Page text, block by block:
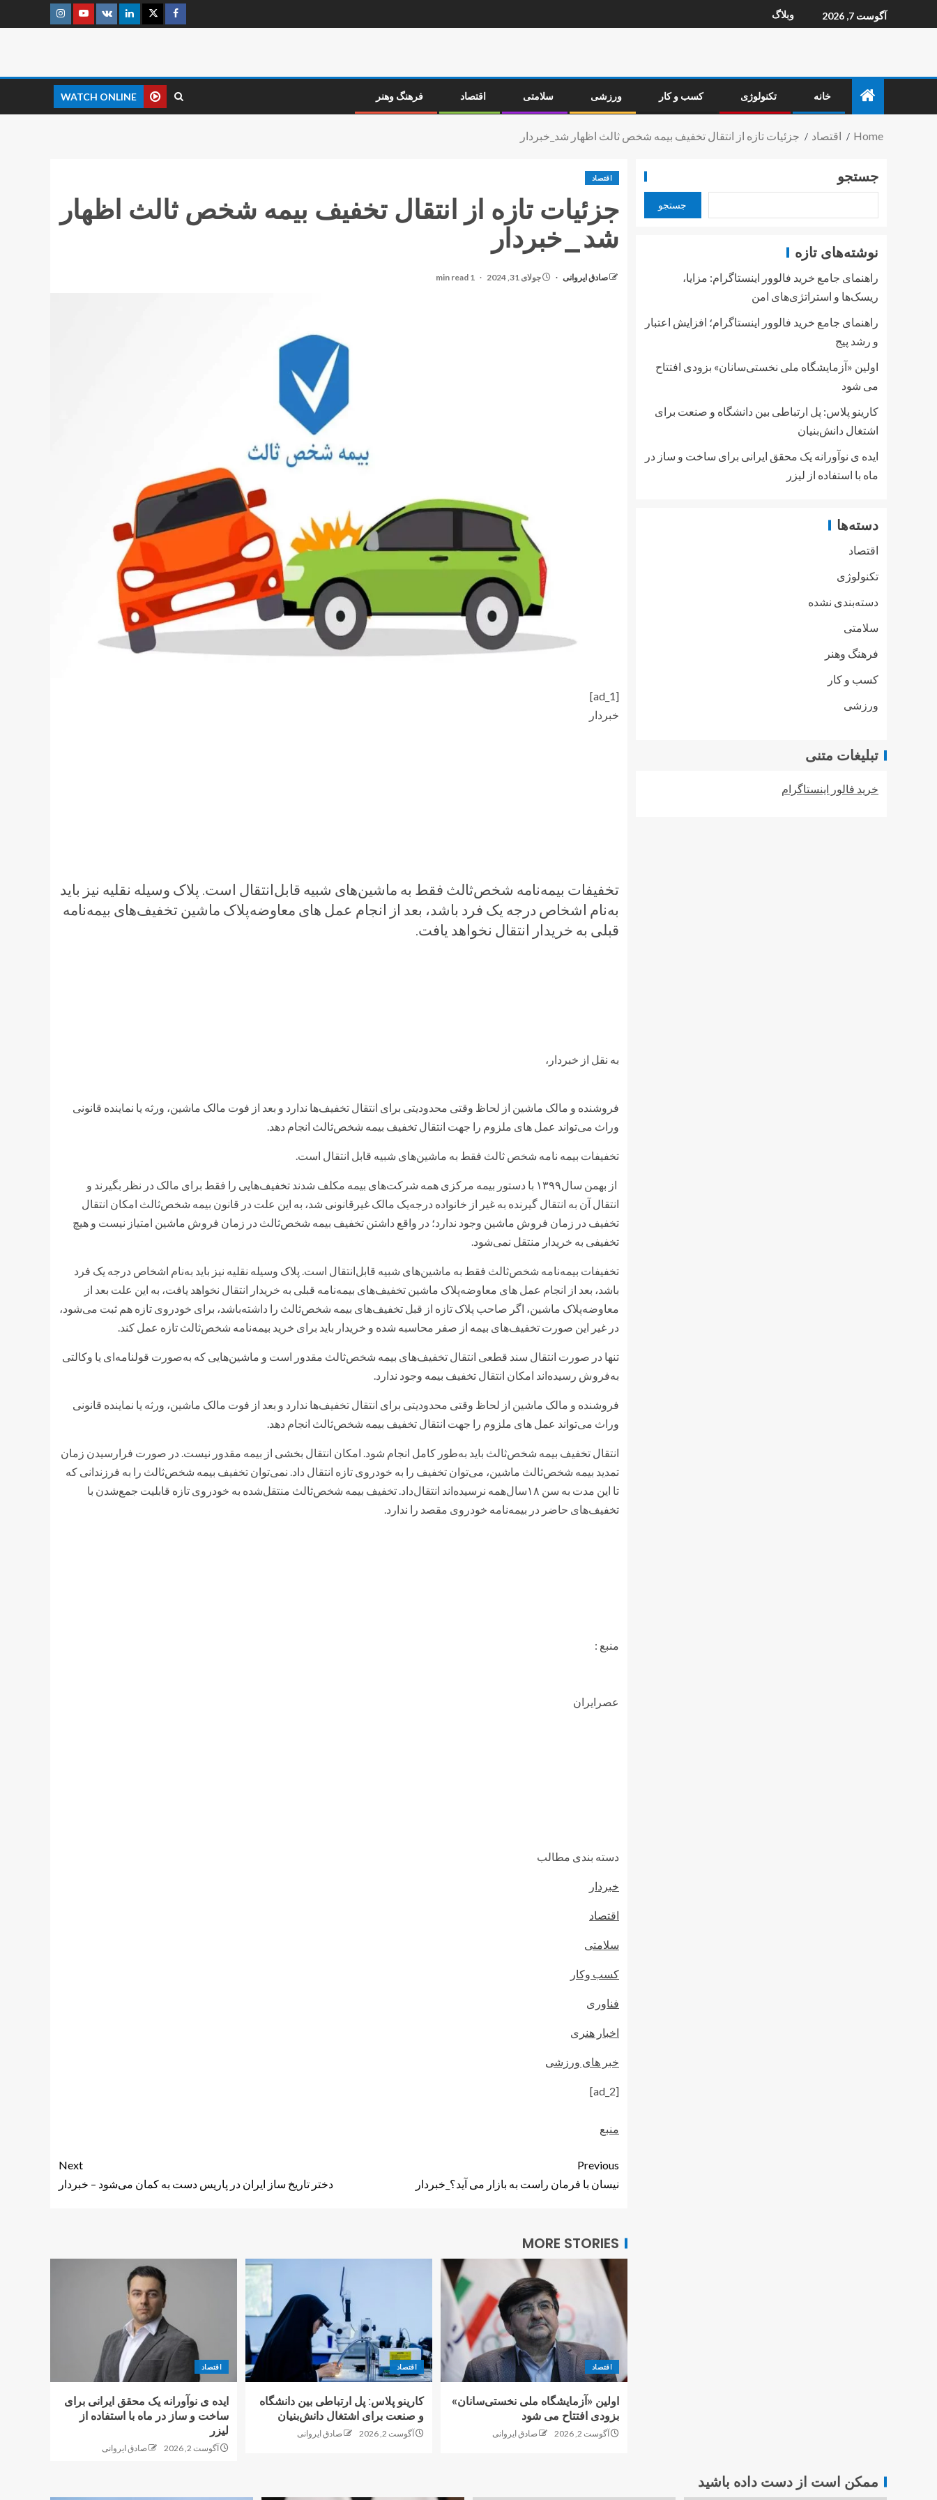
آگوست 7, 2026 وبلاگ
خانه تکنولوژی کسب و کار ورزشی سلامتی اقتصاد فرهنگ وهنر WATCH ONLINE
Home اقتصاد جزئیات تازه از انتقال تخفیف‌ بیمه شخص‌ ثالث اظهار شد_خبردار
اقتصاد
جزئیات تازه از انتقال تخفیف‌ بیمه شخص‌ ثالث اظهار
شد_خبردار
صادق ایروانی جولای 31, 2024 1 min read
[ad_1]
خبردار
تخفیفات بیمه‌نامه شخص‌ثالث فقط به ماشین‌های شبیه قابل‌انتقال است. پلاک وسیله نقلیه نیز باید
به‌نام اشخاص درجه یک فرد باشد، بعد از انجام عمل های معاوضه‌پلاک ماشین تخفیف‌های بیمه‌نامه
قبلی به خریدار انتقال نخواهد یافت.
به نقل از خبردار،
فروشنده و مالک ماشین از لحاظ وقتی محدودیتی برای انتقال تخفیف‌ها ندارد و بعد از فوت مالک ماشین، ورثه یا نماینده قانونی
وراث می‌تواند عمل های ملزوم را جهت انتقال تخفیف بیمه شخص‌ثالث انجام دهد.
تخفیفات بیمه نامه شخص ثالث فقط به ماشین‌های شبیه قابل انتقال است.
از بهمن سال‌۱۳۹۹ با دستور بیمه مرکزی همه شرکت‌های بیمه مکلف شدند تخفیف‌هایی را فقط برای مالک در نظر بگیرند و
انتقال آن به انتقال گیرنده به غیر از خانواده درجه‌یک مالک غیرقانونی شد، به این علت در قانون بیمه شخص‌ثالث امکان انتقال
تخفیف در زمان فروش ماشین وجود ندارد؛ در واقع داشتن تخفیف بیمه شخص‌ثالث در زمان فروش ماشین امتیاز نیست و هیچ
تخفیفی به خریدار منتقل نمی‌شود.
تخفیفات بیمه‌نامه شخص‌ثالث فقط به ماشین‌های شبیه قابل‌انتقال است. پلاک وسیله نقلیه نیز باید به‌نام اشخاص درجه یک فرد
باشد، بعد از انجام عمل های معاوضه‌پلاک ماشین تخفیف‌های بیمه‌نامه قبلی به خریدار انتقال نخواهد یافت، به این علت بعد از
معاوضه‌پلاک ماشین، اگر صاحب پلاک تازه از قبل تخفیف‌های بیمه شخص‌ثالث را داشته‌باشد، برای خودروی تازه هم ثبت می‌شود،
در غیر‌ این صورت تخفیف‌های بیمه از صفر محاسبه شده و خریدار باید برای خرید بیمه‌نامه شخص‌ثالث تازه عمل کند.
تنها در صورت انتقال سند قطعی انتقال تخفیف‌های بیمه شخص‌ثالث مقدور است و ماشین‌هایی که به‌صورت قولنامه‌ای یا وکالتی
به‌فروش رسیده‌اند امکان انتقال تخفیف بیمه وجود ندارد.
فروشنده و مالک ماشین از لحاظ وقتی محدودیتی برای انتقال تخفیف‌ها ندارد و بعد از فوت مالک ماشین، ورثه یا نماینده قانونی
وراث می‌تواند عمل های ملزوم را جهت انتقال تخفیف بیمه شخص‌ثالث انجام دهد.
انتقال تخفیف بیمه شخص‌ثالث باید به‌طور کامل انجام شود. امکان انتقال بخشی از بیمه مقدور نیست. در صورت فرارسیدن زمان
تمدید بیمه شخص‌ثالث ماشین، می‌توان تخفیف را به خودروی تازه انتقال داد. نمی‌توان تخفیف بیمه شخص‌ثالث را به فرزندانی که
تا این مدت به سن ۱۸سال‌همه نرسیده‌اند انتقال‌داد. تخفیف بیمه شخص‌ثالث منتقل‌شده به خودروی تازه قابلیت جمع‌شدن با
تخفیف‌های حاضر در بیمه‌نامه خودروی مقصد را ندارد.
منبع :
عصرایران
دسته بندی مطالب
خبردار
اقتصاد
سلامتی
کسب وکار
فناوری
اخبار هنری
خبر های ورزشی
[ad_2]
منبع
Previous
نیسان با فرمان راست به بازار می آید؟_خبردار
Next
دختر تاریخ ساز ایران در پاریس دست به کمان می‌شود – خبردار
MORE STORIES
اقتصاد
اولین «آزمایشگاه ملی نخستی‌سانان»
بزودی افتتاح می شود
آگوست 2, 2026 صادق ایروانی
اقتصاد
کارینو پلاس: پل ارتباطی بین دانشگاه
و صنعت برای اشتغال دانش‌بنیان
آگوست 2, 2026 صادق ایروانی
اقتصاد
ایده ی نوآورانه یک محقق ایرانی برای
ساخت و ساز در ماه با استفاده از
لیزر
آگوست 2, 2026 صادق ایروانی
جستجو
جستجو
نوشته‌های تازه
راهنمای جامع خرید فالوور اینستاگرام: مزایا،
ریسک‌ها و استراتژی‌های امن
راهنمای جامع خرید فالوور اینستاگرام؛ افزایش اعتبار
و رشد پیج
اولین «آزمایشگاه ملی نخستی‌سانان» بزودی افتتاح
می شود
کارینو پلاس: پل ارتباطی بین دانشگاه و صنعت برای
اشتغال دانش‌بنیان
ایده ی نوآورانه یک محقق ایرانی برای ساخت و ساز در
ماه با استفاده از لیزر
دسته‌ها
اقتصاد
تکنولوژی
دسته‌بندی نشده
سلامتی
فرهنگ وهنر
کسب و کار
ورزشی
تبلیغات متنی
خرید فالور اینستاگرام
ممکن است از دست داده باشید